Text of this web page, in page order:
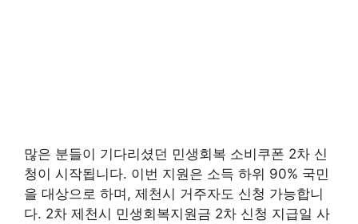
많은 분들이 기다리셨던 민생회복 소비쿠폰 2차 신
청이 시작됩니다. 이번 지원은 소득 하위 90% 국민
을 대상으로 하며, 제천시 거주자도 신청 가능합니
다. 2차 제천시 민생회복지원금 2차 신청 지급일 사